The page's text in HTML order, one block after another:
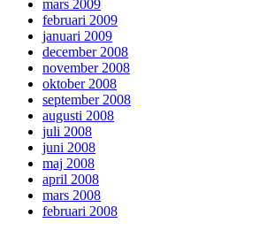
mars 2009
februari 2009
januari 2009
december 2008
november 2008
oktober 2008
september 2008
augusti 2008
juli 2008
juni 2008
maj 2008
april 2008
mars 2008
februari 2008